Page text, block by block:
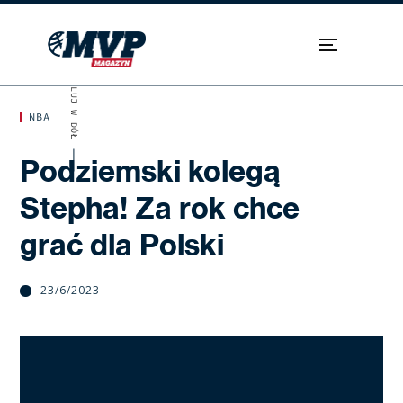
NBA
Podziemski kolegą
Stepha! Za rok chce
grać dla Polski
23/6/2023
SKROLUJ W DÓŁ